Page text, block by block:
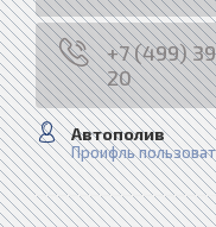
+7 (499)
20
Автополив
Проифль